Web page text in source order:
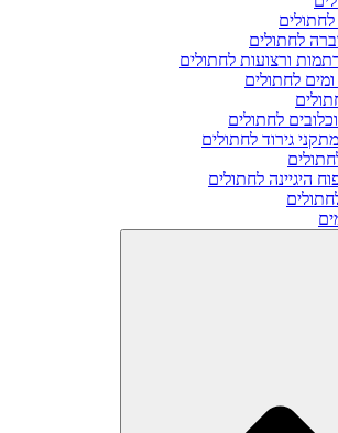
לחתולים
ורצועות לחתולים
ומים לחתולים
לחתולים
גירוד לחתולים
היגיינה לחתולים